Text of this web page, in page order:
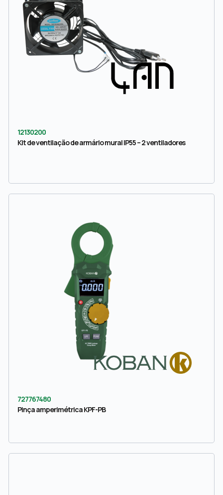
12130200
Kit de ventilação de armário mural IP55 – 2 ventiladores
727767480
Pinça amperimétrica KPF-PB